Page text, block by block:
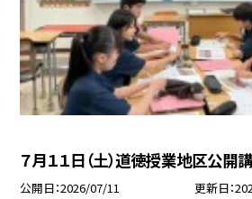
７月１１日（土）道徳授業地区公開
公開日 2026/07/11 更新日